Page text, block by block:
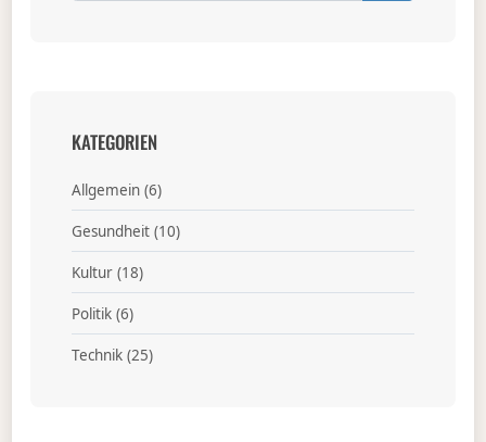
KATEGORIEN
Allgemein(6)
Gesundheit(10)
Kultur(18)
Politik(6)
Technik(25)